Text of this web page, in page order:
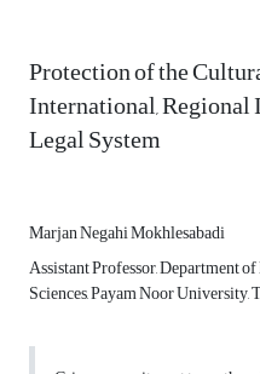
Protection of the
International,
Legal System
Marjan Negahi Mokhlesabadi
Assistant Professor, Department
Sciences, Payam Noor University,